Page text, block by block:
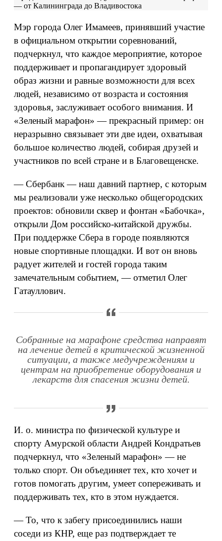
— от Калининграда до Владивостока
Мэр города Олег Имамеев, принявший участие
в официальном открытии соревнований,
подчеркнул, что каждое мероприятие, которое
поддерживает и пропагандирует здоровый
образ жизни и равные возможности для всех
людей, независимо от возраста и состояния
здоровья, заслуживает особого внимания. И
«Зеленый марафон» — прекрасный пример: он
неразрывно связывает эти две идеи, охватывая
большое количество людей, собирая друзей и
участников по всей стране и в Благовещенске.
— Сбербанк — наш давний партнер, с которым
мы реализовали уже несколько общегородских
проектов: обновили сквер и фонтан «Бабочка»,
открыли Дом российско-китайской дружбы.
При поддержке Сбера в городе появляются
новые спортивные площадки. И вот он вновь
радует жителей и гостей города таким
замечательным событием, — отметил Олег
Гатауллович.
Собранные на марафоне средства направят
на лечение детей в критической жизненной
ситуации, а также медучреждениям и
центрам на приобретение оборудования и
лекарств для спасения жизни детей.
И. о. министра по физической культуре и
спорту Амурской области Андрей Кондратьев
подчеркнул, что «Зеленый марафон» — не
только спорт. Он объединяет тех, кто хочет и
готов помогать другим, умеет сопереживать и
поддерживать тех, кто в этом нуждается.
— То, что к забегу присоединились наши
соседи из КНР, еще раз подтверждает те